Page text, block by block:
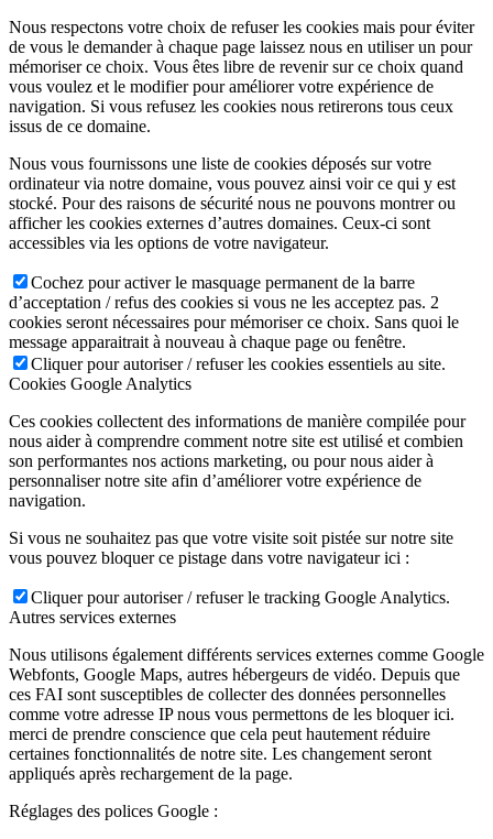
Nous respectons votre choix de refuser les cookies mais pour éviter
de vous le demander à chaque page laissez nous en utiliser un pour
mémoriser ce choix. Vous êtes libre de revenir sur ce choix quand
vous voulez et le modifier pour améliorer votre expérience de
navigation. Si vous refusez les cookies nous retirerons tous ceux
issus de ce domaine.
Nous vous fournissons une liste de cookies déposés sur votre
ordinateur via notre domaine, vous pouvez ainsi voir ce qui y est
stocké. Pour des raisons de sécurité nous ne pouvons montrer ou
afficher les cookies externes d’autres domaines. Ceux-ci sont
accessibles via les options de votre navigateur.
Cochez pour activer le masquage permanent de la barre
d’acceptation / refus des cookies si vous ne les acceptez pas. 2
cookies seront nécessaires pour mémoriser ce choix. Sans quoi le
message apparaitrait à nouveau à chaque page ou fenêtre.
Cliquer pour autoriser / refuser les cookies essentiels au site.
Cookies Google Analytics
Ces cookies collectent des informations de manière compilée pour
nous aider à comprendre comment notre site est utilisé et combien
son performantes nos actions marketing, ou pour nous aider à
personnaliser notre site afin d’améliorer votre expérience de
navigation.
Si vous ne souhaitez pas que votre visite soit pistée sur notre site
vous pouvez bloquer ce pistage dans votre navigateur ici :
Cliquer pour autoriser / refuser le tracking Google Analytics.
Autres services externes
Nous utilisons également différents services externes comme Google
Webfonts, Google Maps, autres hébergeurs de vidéo. Depuis que
ces FAI sont susceptibles de collecter des données personnelles
comme votre adresse IP nous vous permettons de les bloquer ici.
merci de prendre conscience que cela peut hautement réduire
certaines fonctionnalités de notre site. Les changement seront
appliqués après rechargement de la page.
Réglages des polices Google :